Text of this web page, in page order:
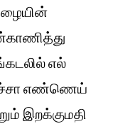
எல்
எண்ணெய்
இறக்குமதி